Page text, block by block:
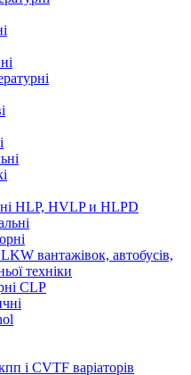
HLP, HVLP и HLPD
вантажівок, автобусів,
техніки
CLP
і CVTF варіаторів